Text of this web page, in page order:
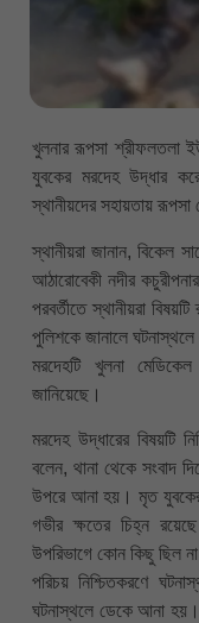
খুলনার রূপসা শ্রীফলতলা
যুবকের মরদেহ উদ্ধার
স্থানীয়দের সহায়তায়
স্থানীয়রা জানান, বিকেল
আঠারোবেকী নদীর
পরবর্তীতে স্থানীয়রা
পুলিশকে জানালে
মরদেহটি খুলনা
জানিয়েছে।
মরদেহ উদ্ধারের বিষয়টি
বলেন, থানা থেকে সংবাদ
উপরে আনা হয়। মৃত
গভীর ক্ষতের চিহ্ন
উপরিভাগে কোন কিছু ছিল
পরিচয় নিশ্চিতকরণে
ঘটনাস্থলে ডেকে আনা হয়।